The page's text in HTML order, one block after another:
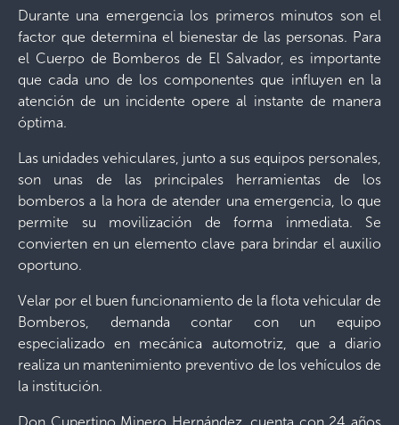
Durante una emergencia los primeros minutos son el
factor que determina el bienestar de las personas. Para
el Cuerpo de Bomberos de El Salvador, es importante
que cada uno de los componentes que influyen en la
atención de un incidente opere al instante de manera
óptima.
Las unidades vehiculares, junto a sus equipos personales,
son unas de las principales herramientas de los
bomberos a la hora de atender una emergencia, lo que
permite su movilización de forma inmediata. Se
convierten en un elemento clave para brindar el auxilio
oportuno.
Velar por el buen funcionamiento de la flota vehicular de
Bomberos, demanda contar con un equipo
especializado en mecánica automotriz, que a diario
realiza un mantenimiento preventivo de los vehículos de
la institución.